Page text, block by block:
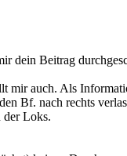
dein Beitrag
auch. Als
Bf. nach rechts
der Loks.